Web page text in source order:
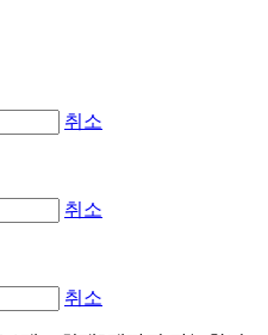
취소
취소
취소